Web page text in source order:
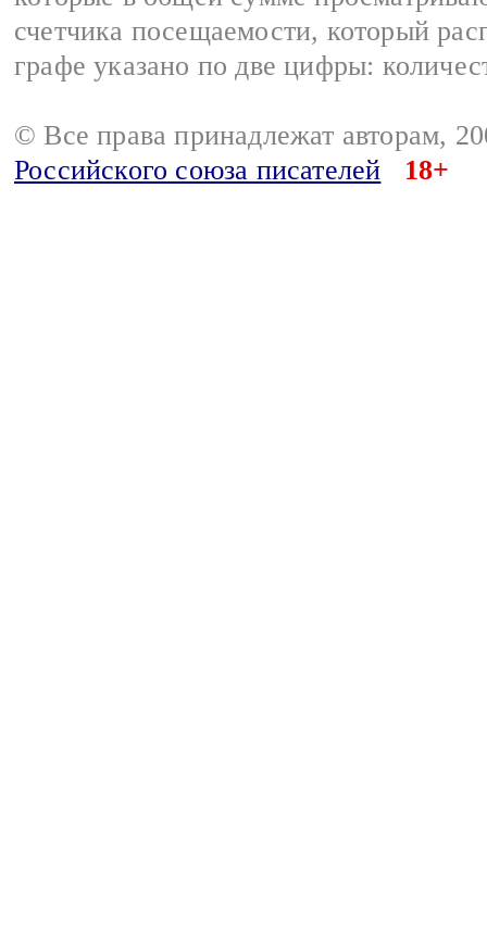
счетчика посещаемости, который
графе указано по две цифры:
© Все права принадлежат авторам,
Российского союза писателей
18+